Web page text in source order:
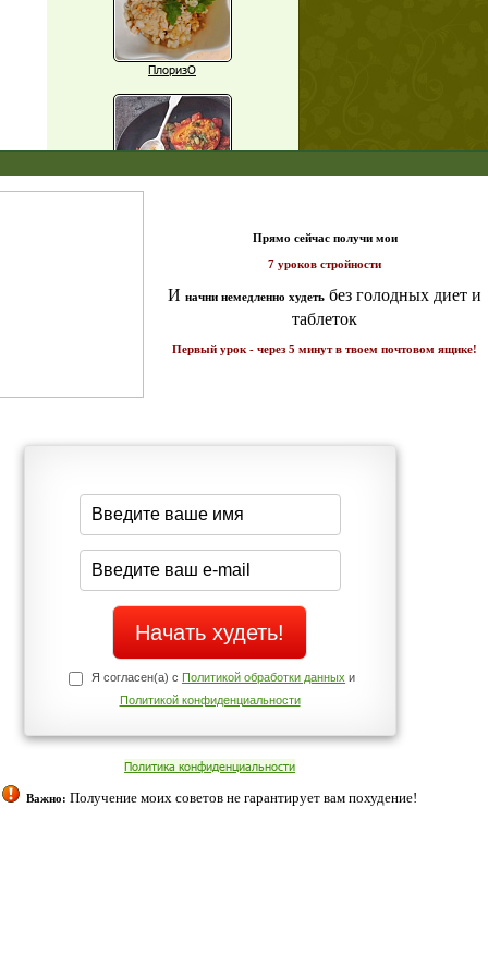
ПлоризО
Еще рецепты
середине дня?
Нет
Телефоны службы поддержки
+7 (909) 421-77-27
cookies. Оставаясь с нами, вы соглашаетесь с нашей
Согласен